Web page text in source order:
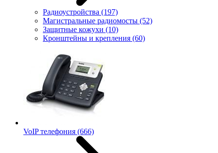
Радиоустройства (197)
Магистральные радиомосты (52)
Защитные кожухи (10)
Кронштейны и крепления (60)
VoIP телефония (666)